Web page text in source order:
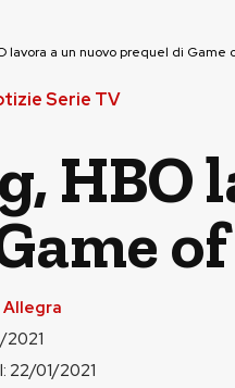
lavora a un nuovo prequel di Game
Serie TV
HBO
Allegra
2021
22/01/2021